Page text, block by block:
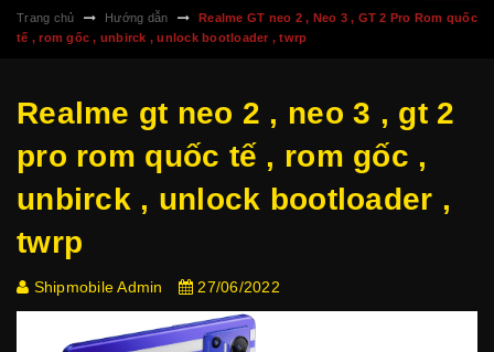
Trang chủ Hướng dẫn
Realme GT neo 2 , Neo 3 , GT 2 Pro Rom quốc
tế , rom gốc , unbirck , unlock bootloader , twrp
Realme gt neo 2 , neo 3 , gt 2
pro rom quốc tế , rom gốc ,
unbirck , unlock bootloader ,
twrp
Shipmobile Admin 27/06/2022